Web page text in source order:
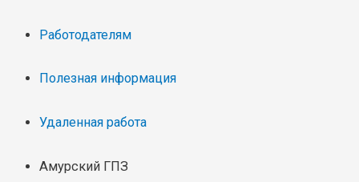
Работодателям
Полезная информация
Удаленная работа
Амурский ГПЗ